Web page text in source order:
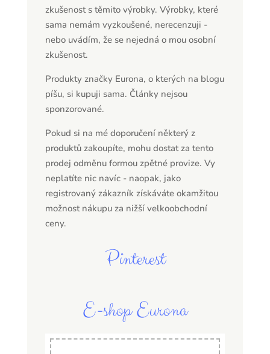
zkušenost s těmito výrobky. Výrobky, které
sama nemám vyzkoušené, nerecenzuji -
nebo uvádím, že se nejedná o mou osobní
zkušenost.
Produkty značky Eurona, o kterých na blogu
píšu, si kupuji sama. Články nejsou
sponzorované.
Pokud si na mé doporučení některý z
produktů zakoupíte, mohu dostat za tento
prodej odměnu formou zpětné provize. Vy
neplatíte nic navíc - naopak, jako
registrovaný zákazník získáváte okamžitou
možnost nákupu za nižší velkoobchodní
ceny.
Pinterest
E-shop Eurona